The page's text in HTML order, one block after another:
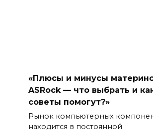
«Плюсы и минусы
ASRock — что выбрать и
советы помогут?»
Рынок компьютерных
находится в постоянной